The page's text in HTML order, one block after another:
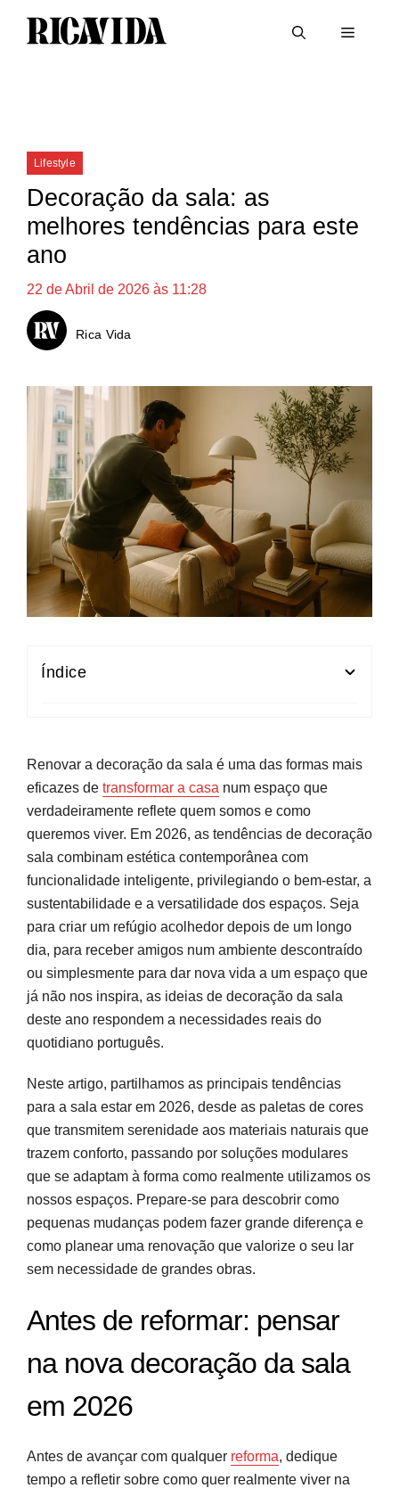
Categorias
Lifestyle
Decoração da sala: as
melhores tendências para este
ano
22 de Abril de 2026 às 11:28
Rica Vida
Índice
Os tons em alta para salas em 2026: terra,
verdes e neutros acolhedores
Materiais naturais e texturas para o conforto:
Madeira: calor e versatilidade
Pedra: elegância e permanência
Têxteis naturais: conforto tátil
Mobiliário modular e espaços multifuncionais:
versatilidade na sala
sustentabilidade
Criar um espaço que evolui consigo
Perguntas frequentes
Fontes e referências
Renovar a decoração da sala é uma das formas mais
eficazes de transformar a casa num espaço que
verdadeiramente reflete quem somos e como
queremos viver. Em 2026, as tendências de decoração
sala combinam estética contemporânea com
funcionalidade inteligente, privilegiando o bem-estar, a
sustentabilidade e a versatilidade dos espaços. Seja
para criar um refúgio acolhedor depois de um longo
dia, para receber amigos num ambiente descontraído
ou simplesmente para dar nova vida a um espaço que
já não nos inspira, as ideias de decoração da sala
deste ano respondem a necessidades reais do
quotidiano português.
Neste artigo, partilhamos as principais tendências
para a sala estar em 2026, desde as paletas de cores
que transmitem serenidade aos materiais naturais que
trazem conforto, passando por soluções modulares
que se adaptam à forma como realmente utilizamos os
nossos espaços. Prepare-se para descobrir como
pequenas mudanças podem fazer grande diferença e
como planear uma renovação que valorize o seu lar
sem necessidade de grandes obras.
Antes de reformar: pensar
na nova decoração da sala
em 2026
Antes de avançar com qualquer reforma, dedique
tempo a refletir sobre como quer realmente viver na